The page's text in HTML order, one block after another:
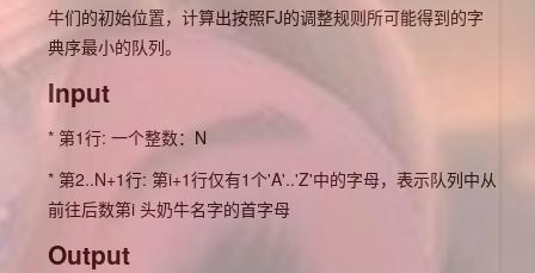
牛们的初始位置，计算出按照FJ的调整规则所可能得到的字
典序最小的队列。
Input
* 第1行: 一个整数：N
* 第2..N+1行: 第i+1行仅有1个'A'..'Z'中的字母，表示队列中从
前往后数第i 头奶牛名字的首字母
Output